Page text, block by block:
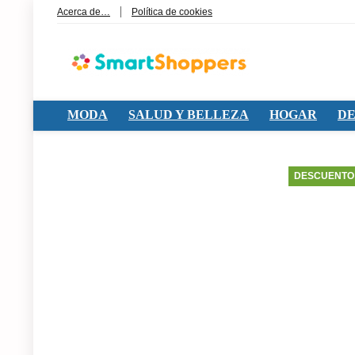
Acerca de… Política de cookies
MODA SALUD Y BELLEZA HOGAR